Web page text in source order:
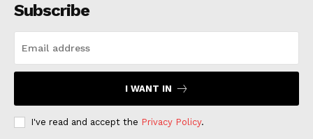
Subscribe
I WANT IN
I've read and accept the Privacy Policy.